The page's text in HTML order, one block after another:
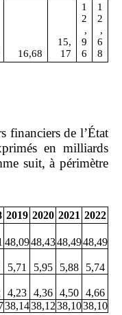
16,68
15,
17
1
2
,
9
6
1
2
,
6
8
financiers de l’État
en milliards
suit, à périmètre
2019 2020 2021 2022
48,0948,4348,4948,49
5,71 5,95 5,88
5,74
4,23 4,36 4,50
4,66
38,1438,1238,1038,10